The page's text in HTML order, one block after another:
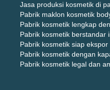
Jasa produksi kosmetik di
Pabrik maklon kosmetik
Pabrik kosmetik lengkap
Pabrik kosmetik berstandar
Pabrik kosmetik siap ekspor
Pabrik kosmetik dengan
Pabrik kosmetik legal dan